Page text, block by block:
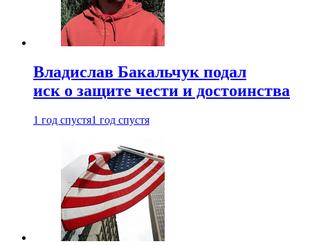
Владислав Бакальчук подал
иск о защите чести и достоинства
1 год спустя1 год спустя